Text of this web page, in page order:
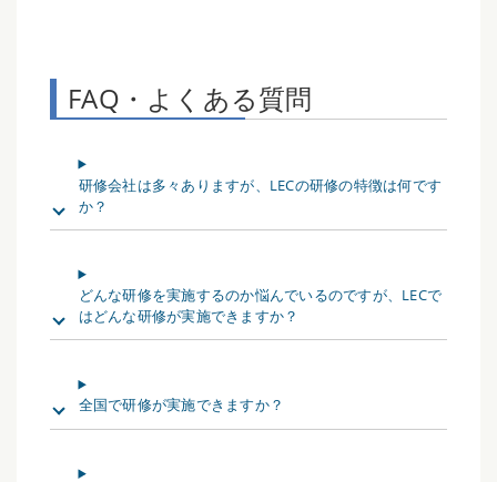
FAQ・よくある質問
研修会社は多々ありますが、LECの研修の特徴は何です
か？
どんな研修を実施するのか悩んでいるのですが、LECで
はどんな研修が実施できますか？
全国で研修が実施できますか？